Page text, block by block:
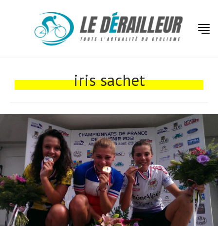
iris sachet
Tests de produits
Conseils
Tendances
Tous nos articles
À propos